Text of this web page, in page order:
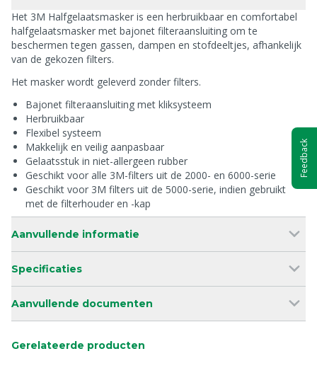
Het 3M Halfgelaatsmasker is een herbruikbaar en comfortabel
halfgelaatsmasker met bajonet filteraansluiting om te
beschermen tegen gassen, dampen en stofdeeltjes, afhankelijk
van de gekozen filters.
Het masker wordt geleverd zonder filters.
Bajonet filteraansluiting met kliksysteem
Herbruikbaar
Flexibel systeem
Makkelijk en veilig aanpasbaar
Gelaatsstuk in niet-allergeen rubber
Geschikt voor alle 3M-filters uit de 2000- en 6000-serie
Geschikt voor 3M filters uit de 5000-serie, indien gebruikt
met de filterhouder en -kap
Aanvullende informatie
Specificaties
Aanvullende documenten
Gerelateerde producten
Feedback